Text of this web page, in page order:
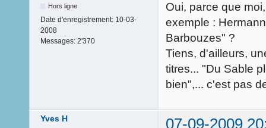
Hors ligne
Date d'enregistrement: 10-03-
2008
Messages: 2'370
Oui, parce que
exemple :
Barbouzes" ?
Tiens, d'ailleurs,
titres... "Du Sable
bien",... c'est pas
Yves H 07-09-2009